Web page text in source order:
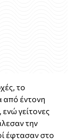
το
από έντονη
γείτονες
την
έφτασαν στο